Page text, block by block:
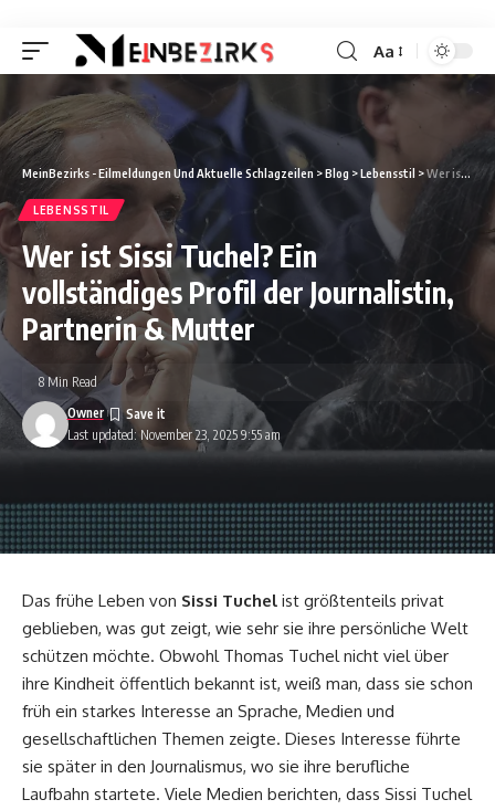
Font
Resizer
Aa
MeinBezirks - Eilmeldungen Und Aktuelle Schlagzeilen >Blog >Lebensstil >Wer ist Sissi Tuchel? Ein vollständiges Profil der Journalistin, Partnerin & Mutter
LEBENSSTIL
Wer ist Sissi Tuchel? Ein
vollständiges Profil der Journalistin,
Partnerin & Mutter
Last updated: November 23, 2025 9:55 am
Owner
8 Min Read
Das frühe Leben von Sissi Tuchel ist größtenteils privat
geblieben, was gut zeigt, wie sehr sie ihre persönliche Welt
schützen möchte. Obwohl Thomas Tuchelnicht viel über
ihre Kindheit öffentlich bekannt ist, weiß man, dass sie schon
früh ein starkes Interesse an Sprache, Medien und
gesellschaftlichen Themen zeigte. Dieses Interesse führte
sie später in den Journalismus, wo sie ihre berufliche
Laufbahn startete. Viele Medien berichten, dass Sissi Tuchel